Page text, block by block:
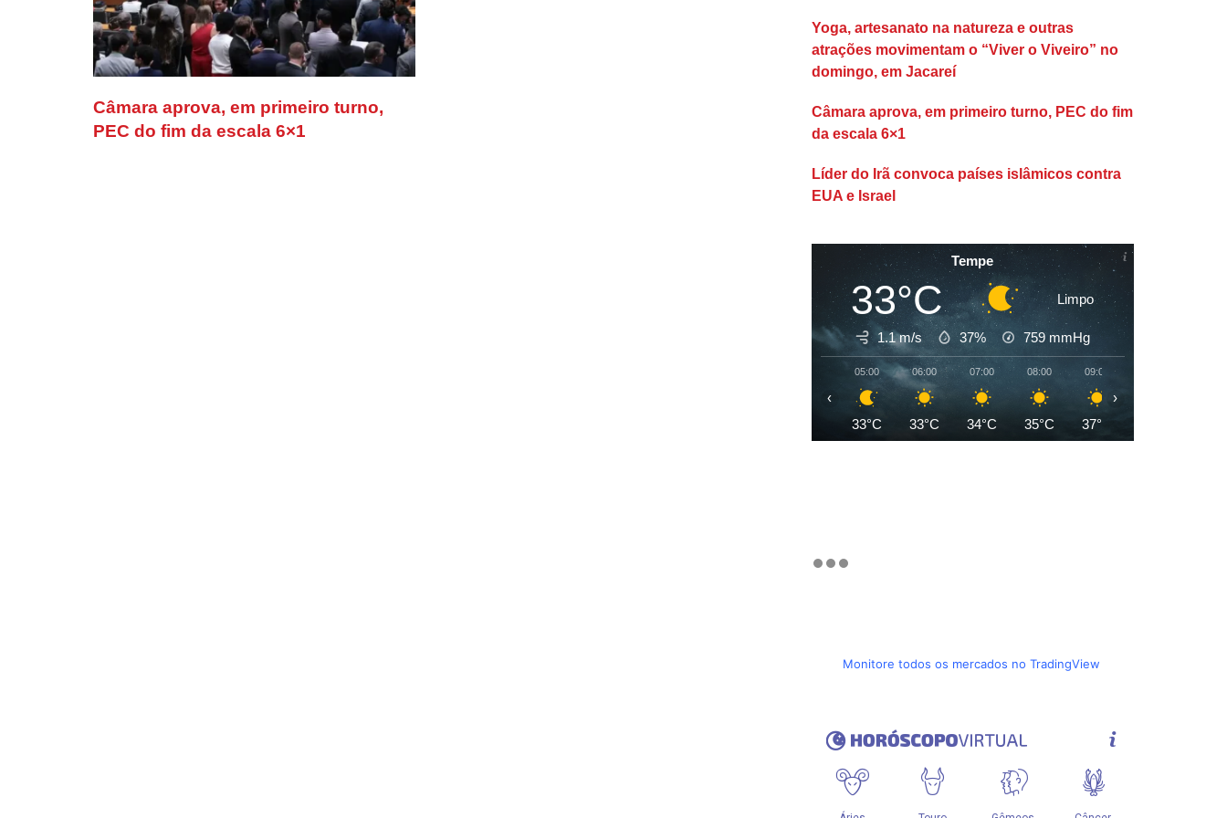
Câmara aprova, em primeiro turno,
PEC do fim da escala 6×1
Yoga, artesanato na natureza e outras
atrações movimentam o “Viver o Viveiro” no
domingo, em Jacareí
Câmara aprova, em primeiro turno, PEC do fim
da escala 6×1
Líder do Irã convoca países islâmicos contra
EUA e Israel
Tempe
33°C Limpo
1.1 m/s 37% 759 mmHg
05:00
33°C
06:00
33°C
07:00
34°C
08:00
35°C
09:00
37°C
‹ ›
Monitore todos os mercados no TradingView